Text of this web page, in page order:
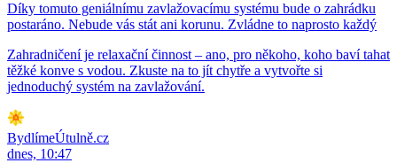
Díky tomuto geniálnímu zavlažovacímu systému bude o zahrádku
postaráno. Nebude vás stát ani korunu. Zvládne to naprosto každý
Zahradničení je relaxační činnost – ano, pro někoho, koho baví tahat
těžké konve s vodou. Zkuste na to jít chytře a vytvořte si
jednoduchý systém na zavlažování.
BydlímeÚtulně.cz
dnes, 10:47